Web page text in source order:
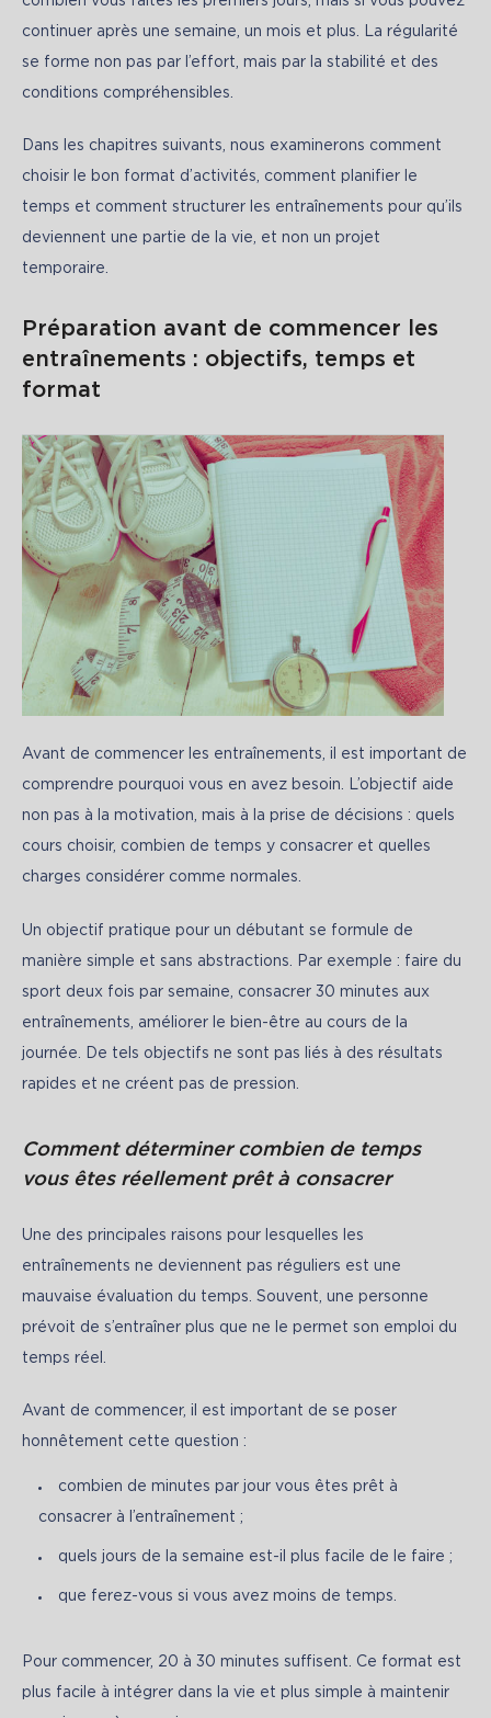
continuer après une semaine, un mois et plus. La régularité
se forme non pas par l’effort, mais par la stabilité et des
conditions compréhensibles.
Dans les chapitres suivants, nous examinerons comment
choisir le bon format d’activités, comment planifier le
temps et comment structurer les entraînements pour qu’ils
deviennent une partie de la vie, et non un projet
temporaire.
Préparation avant de commencer les
entraînements : objectifs, temps et
format
Avant de commencer les entraînements, il est important de
comprendre pourquoi vous en avez besoin. L’objectif aide
non pas à la motivation, mais à la prise de décisions : quels
cours choisir, combien de temps y consacrer et quelles
charges considérer comme normales.
Un objectif pratique pour un débutant se formule de
manière simple et sans abstractions. Par exemple : faire du
sport deux fois par semaine, consacrer 30 minutes aux
entraînements, améliorer le bien-être au cours de la
journée. De tels objectifs ne sont pas liés à des résultats
rapides et ne créent pas de pression.
Comment déterminer combien de temps
vous êtes réellement prêt à consacrer
Une des principales raisons pour lesquelles les
entraînements ne deviennent pas réguliers est une
mauvaise évaluation du temps. Souvent, une personne
prévoit de s’entraîner plus que ne le permet son emploi du
temps réel.
Avant de commencer, il est important de se poser
honnêtement cette question :
combien de minutes par jour vous êtes prêt à
consacrer à l’entraînement ;
quels jours de la semaine est-il plus facile de le faire ;
que ferez-vous si vous avez moins de temps.
Pour commencer, 20 à 30 minutes suffisent. Ce format est
plus facile à intégrer dans la vie et plus simple à maintenir